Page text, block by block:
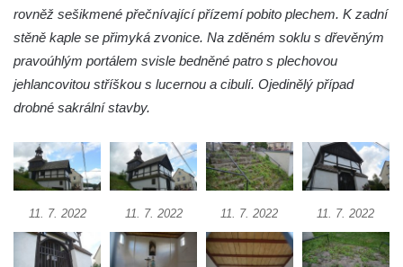
Křížová cesta Římov – XXII. kaple – Šimon
Cyrénský pomáhá Ježíši nést kříž
Křížová cesta Římov – XXI. kaple –
Popravní brána
Křížová cesta Římov – XX. kaple – Svatá
roušky pot z tváře
Křížová cesta Římov – XIX. kaple – Kristus
kříž nesoucí potkává Pannu Marii
Křížová cesta Římov – XVIII. kaple – Na
Ježíše vložen kříž
rovněž sešikmené přečnívající přízemí pobito plechem. K zadní
stěně kaple se přimyká zvonice. Na zděném soklu s dřevěným
pravoúhlým portálem svisle bedněné patro s plechovou
jehlancovitou stříškou s lucernou a cibulí. Ojedinělý případ
drobné sakrální stavby.
11. 7. 2022 11. 7. 2022 11. 7. 2022 11. 7. 2022